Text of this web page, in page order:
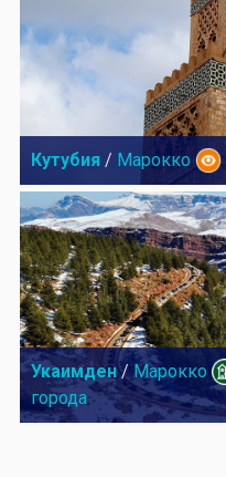
Кутубия / Марокко
Укаимден/ Марокко
города